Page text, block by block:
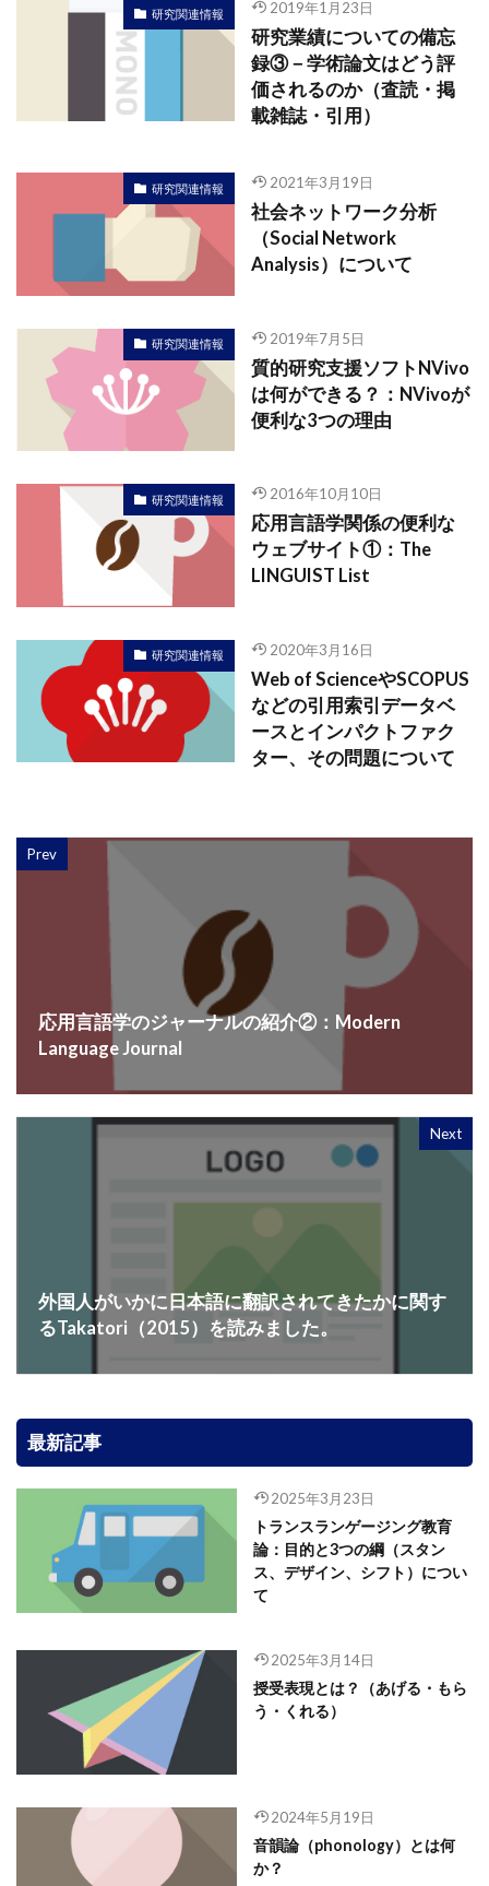
研究関連情報 2019年1月23日
研究業績についての備忘
録③－学術論文はどう評
価されるのか（査読・掲
載雑誌・引用）
研究関連情報 2021年3月19日
社会ネットワーク分析
（Social Network
Analysis）について
研究関連情報 2019年7月5日
質的研究支援ソフトNVivo
は何ができる？：NVivoが
便利な3つの理由
研究関連情報 2016年10月10日
応用言語学関係の便利な
ウェブサイト①：The
LINGUIST List
研究関連情報 2020年3月16日
Web of ScienceやSCOPUS
などの引用索引データベ
ースとインパクトファク
ター、その問題について
Prev
応用言語学のジャーナルの紹介②：Modern
Language Journal
Next
外国人がいかに日本語に翻訳されてきたかに関す
るTakatori（2015）を読みました。
最新記事
2025年3月23日
トランスランゲージング教育
論：目的と3つの綱（スタン
ス、デザイン、シフト）につい
て
2025年3月14日
授受表現とは？（あげる・もら
う・くれる）
2024年5月19日
音韻論（phonology）とは何
か？